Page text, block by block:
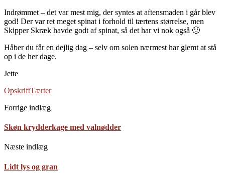
Indrømmet – det var mest mig, der syntes at aftensmaden i går blev
god! Der var ret meget spinat i forhold til tærtens størrelse, men
Skipper Skræk havde godt af spinat, så det har vi nok også 🙂
Håber du får en dejlig dag – selv om solen nærmest har glemt at stå
op i de her dage.
Jette
OpskriftTærter
Forrige indlæg
Skøn krydderkage med valnødder
Næste indlæg
Lidt lys og gran